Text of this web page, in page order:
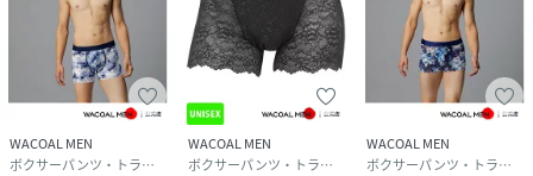
WACOAL MEN
ボクサーパンツ・トランクス
WACOAL MEN
ボクサーパンツ・トランクス
WACOAL MEN
ボクサーパンツ・トランクス